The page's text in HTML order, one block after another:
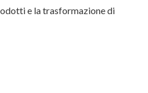
e la trasformazione di